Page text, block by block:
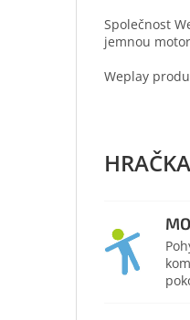
Společnost
jemnou
Weplay